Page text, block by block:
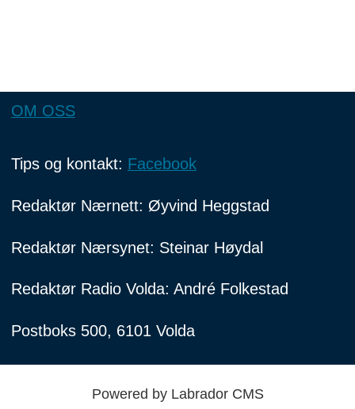
OM OSS
Tips og kontakt: Facebook
Redaktør Nærnett: Øyvind Heggstad
Redaktør Nærsynet: Steinar Høydal
Redaktør Radio Volda: André Folkestad
Postboks 500, 6101 Volda
Powered by Labrador CMS